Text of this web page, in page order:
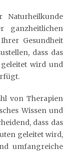
ganzheitlichen
Gesundheit
dass das
wird und
von Therapien
Wissen und
dass das
geleitet wird,
umfangreiche